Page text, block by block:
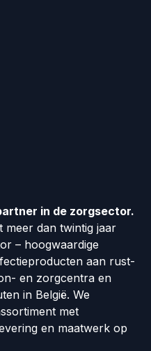
in de zorgsector.
meer dan twintig jaar
– hoogwaardige
aan rust-
en zorgcentra en
in België. We
met
en maatwerk op